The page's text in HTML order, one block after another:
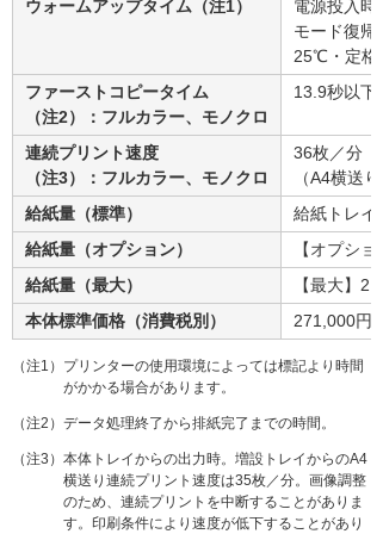
ウォームアップタイム（注1）
電源投入時
モード復帰
25℃・定格
ファーストコピータイム
（注2）：フルカラー、モノクロ
13.9秒以下
連続プリント速度
（注3）：フルカラー、モノクロ
36枚／分
（A4横送り
給紙量（標準）
給紙トレイ
給紙量（オプション）
【オプシ
給紙量（最大）
【最大】
本体標準価格（消費税別）
271,000円
（注1）プリンターの使用環境によっては標記より時間
がかかる場合があります。
（注2）データ処理終了から排紙完了までの時間。
（注3）本体トレイからの出力時。増設トレイからのA4
横送り連続プリント速度は35枚／分。画像調整
のため、連続プリントを中断することがありま
す。印刷条件により速度が低下することがあり